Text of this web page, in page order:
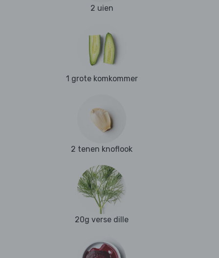
2 uien
1 grote komkommer
2 tenen knoflook
20g verse dille